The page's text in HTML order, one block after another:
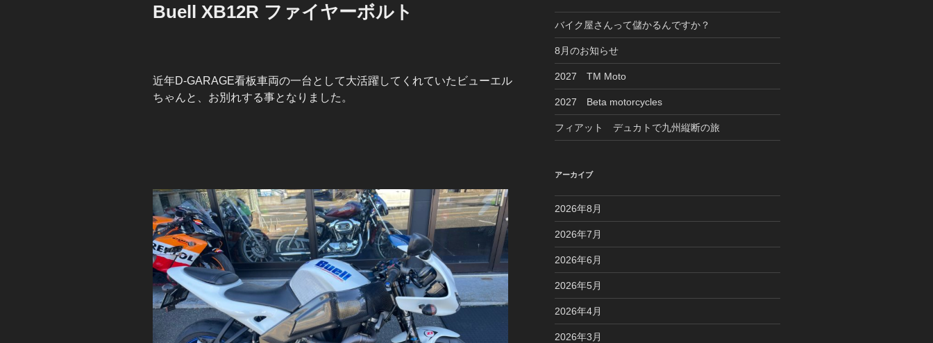
日:
Buell XB12R ファイヤーボルト
近年D-GARAGE看板車両の一台として大活躍してくれていたビューエル
ちゃんと、お別れする事となりました。
バイク屋さんって儲かるんですか？
8月のお知らせ
2027 TM Moto
2027 Beta motorcycles
フィアット デュカトで九州縦断の旅
アーカイブ
2026年8月
2026年7月
2026年6月
2026年5月
2026年4月
2026年3月